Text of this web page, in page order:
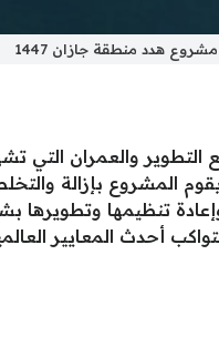
مشروع هدد منطقة جازان 1447
من أهم وأضخم مشاريع
المشروع بإزالة
أحدث المعايير